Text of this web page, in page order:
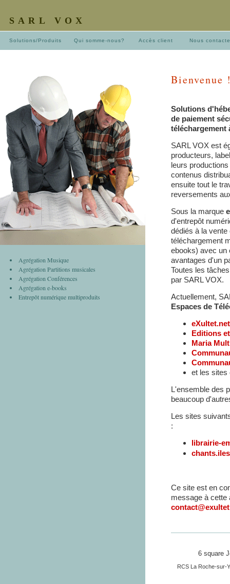
SARL VOX
Solutions/Produits Qui somme-nous? Accès client Nous
Agrégation Musique
Agrégation Partitions musicales
Agrégation Conférences
Agrégation e-books
Entrepôt numérique multiproduits
Bienvenue
Solutions
de paiement
téléchargement
SARL VOX est
producteurs,
leurs
contenus
ensuite tout le
reversements
Sous la marque
d'entrepôt
dédiés à la
téléchargement
ebooks) avec un
avantages d'un
Toutes les
par SARL VOX.
Actuellement,
Espaces de
eXultet.net
Editions
Maria
et les sites
L'ensemble des
beaucoup
Les sites
:
librairie-
Ce site est en
message à cette
6 square
RCS La Roche-sur-